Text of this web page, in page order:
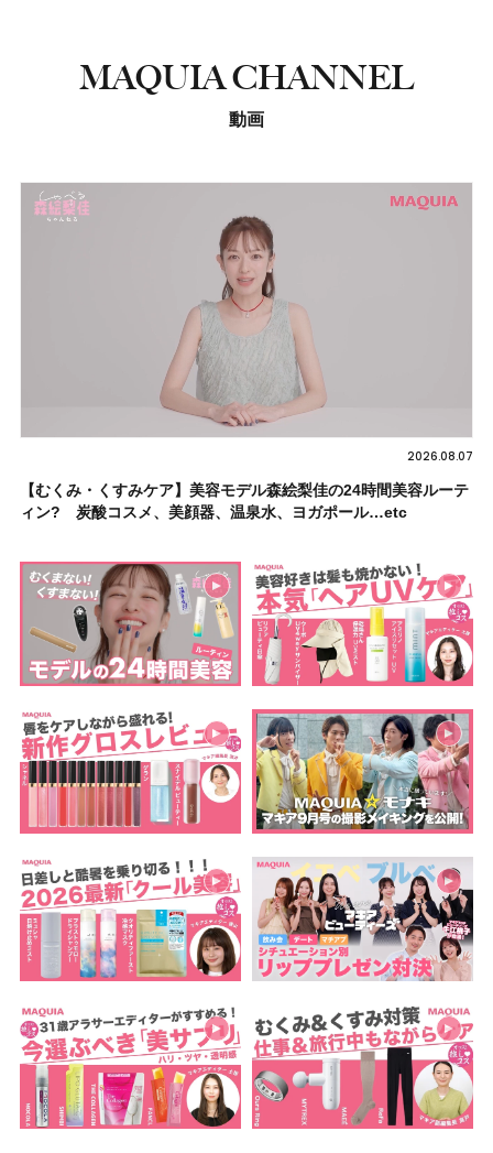
MAQUIA CHANNEL
動画
2026.08.07
【むくみ・くすみケア】美容モデル森絵梨佳の24時間美容ルーテ
ィン? 炭酸コスメ、美顔器、温泉水、ヨガポール…etc